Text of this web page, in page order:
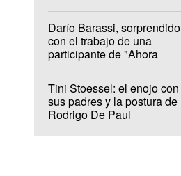
Darío Barassi, sorprendido
con el trabajo de una
participante de "Ahora
Tini Stoessel: el enojo con
sus padres y la postura de
Rodrigo De Paul